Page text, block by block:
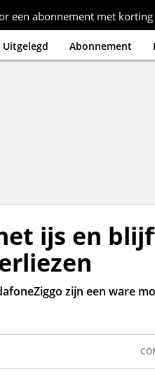
een abonnement met korting
Uitgelegd Abonnement
ijs en
zijn een ware